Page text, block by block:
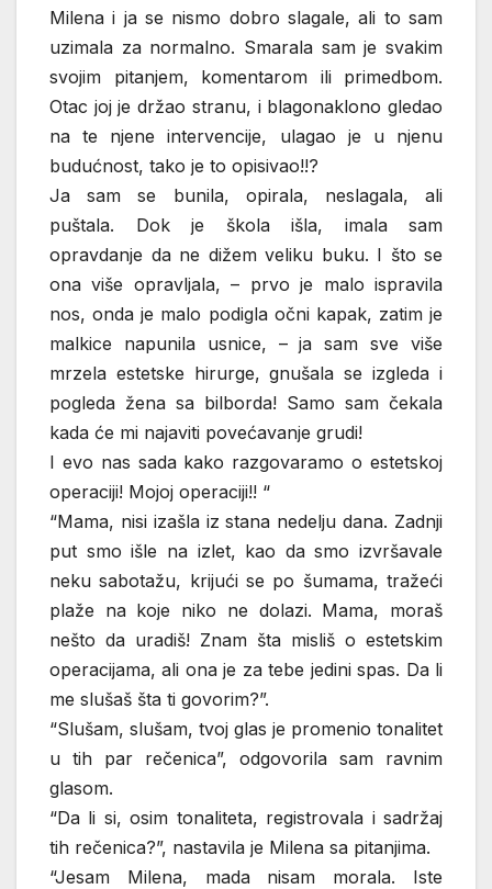
Milena i ja se nismo dobro slagale, ali to sam
uzimala za normalno. Smarala sam je svakim
svojim pitanjem, komentarom ili primedbom.
Otac joj je držao stranu, i blagonaklono gledao
na te njene intervencije, ulagao je u njenu
budućnost, tako je to opisivao!!?
Ja sam se bunila, opirala, neslagala, ali
puštala. Dok je škola išla, imala sam
opravdanje da ne dižem veliku buku. I što se
ona više opravljala, – prvo je malo ispravila
nos, onda je malo podigla očni kapak, zatim je
malkice napunila usnice, – ja sam sve više
mrzela estetske hirurge, gnušala se izgleda i
pogleda žena sa bilborda! Samo sam čekala
kada će mi najaviti povećavanje grudi!
I evo nas sada kako razgovaramo o estetskoj
operaciji! Mojoj operaciji!! “
“Mama, nisi izašla iz stana nedelju dana. Zadnji
put smo išle na izlet, kao da smo izvršavale
neku sabotažu, krijući se po šumama, tražeći
plaže na koje niko ne dolazi. Mama, moraš
nešto da uradiš! Znam šta misliš o estetskim
operacijama, ali ona je za tebe jedini spas. Da li
me slušaš šta ti govorim?”.
“Slušam, slušam, tvoj glas je promenio tonalitet
u tih par rečenica”, odgovorila sam ravnim
glasom.
“Da li si, osim tonaliteta, registrovala i sadržaj
tih rečenica?”, nastavila je Milena sa pitanjima.
“Jesam Milena, mada nisam morala. Iste